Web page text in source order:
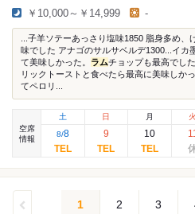
￥10,000～￥14,999 -
...子羊ソテーあっさり塩味1850 脂身多め、
味でした アナゴのサルサベルデ1300...イカ
て美味しかった。 ラムチョップも最高でし
リックトーストと食べたら最高に美味しか
てペロリ...
空席
情報
土
8/8
日
9
月
10
火
1 2 3